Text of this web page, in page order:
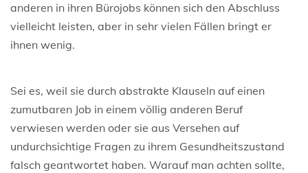
anderen in ihren Bürojobs können sich den Abschluss
vielleicht leisten, aber in sehr vielen Fällen bringt er
ihnen wenig.
Sei es, weil sie durch abstrakte Klauseln auf einen
zumutbaren Job in einem völlig anderen Beruf
verwiesen werden oder sie aus Versehen auf
undurchsichtige Fragen zu ihrem Gesundheitszustand
falsch geantwortet haben. Warauf man achten sollte,